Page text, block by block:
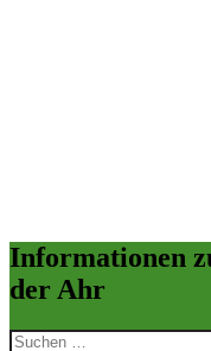
Informationen
der Ahr
Suchen